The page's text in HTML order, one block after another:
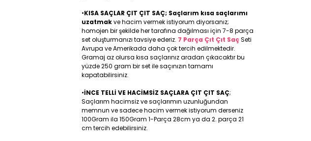
•KISA SAÇLAR ÇIT ÇIT SAÇ; Saçlarım kısa saçlarımı
uzatmakve hacim vermek istiyorum diyorsanız;
homojen bir şekilde her tarafına dağılması için 7-8 parça
set oluşturmanızı tavsiye ederiz. 7 Parça Çıt Çıt SaçSeti
Avrupa ve Amerikada daha çok tercih edilmektedir.
Gramaj az olursa kısa saçlarınız aradan çıkacaktır bu
yüzde 250 gram bir set ile saçınızın tamamı
kapatabilirsiniz.
•İNCE TELLİ VE HACİMSİZ SAÇLARA ÇIT ÇIT SAÇ;
Saçlarım hacimsiz ve saçlarımın uzunluğundan
memnun ve sadece hacim vermek istiyorum derseniz
100Gram ila 150Gram 1-Parça 28cm ya da 2. parça 21
cm tercih edebilirsiniz.